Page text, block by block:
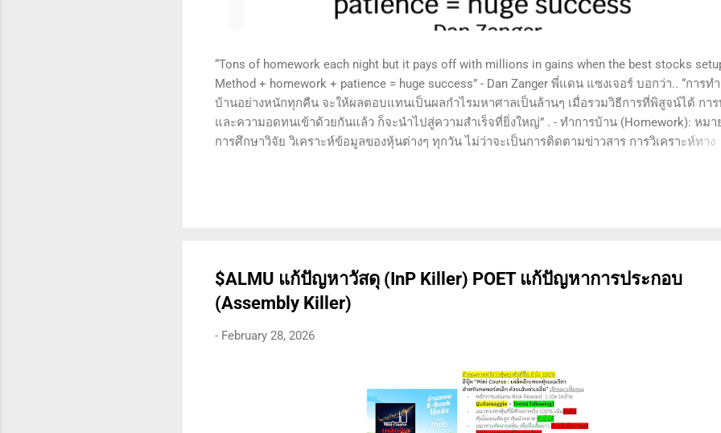
“Tons of homework each night but it pays off with millions in gains when the best stocks
Method + homework + patience = huge success” - Dan Zanger พี่แดน แซงเจอร์ บอกว่า.. “การท
บ้านอย่างหนักทุกคืน จะให้ผลตอบแทนเป็นผลกำไรมหาศาลเป็นล้านๆ เมื่อรวมวิธีการที่พิสูจน์ได้ กา
และความอดทนเข้าด้วยกันแล้ว ก็จะนำไปสู่ความสำเร็จที่ยิ่งใหญ่” . - ทำการบ้าน (Homework): หมา
การศึกษาวิจัย วิเคราะห์ข้อมูลของหุ้นต่างๆ ทุกวัน ไม่ว่าจะเป็นการติดตามข่าวสาร การวิเคราะห์ทาง
$ALMU แก้ปัญหาวัสดุ (InP Killer) POET แก้ปัญหาการประกอบ
(Assembly Killer)
- February 28, 2026